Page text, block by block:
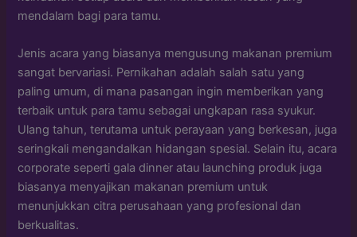
mendalam bagi para tamu.
Jenis acara yang biasanya mengusung makanan premium
sangat bervariasi. Pernikahan adalah salah satu yang
paling umum, di mana pasangan ingin memberikan yang
terbaik untuk para tamu sebagai ungkapan rasa syukur.
Ulang tahun, terutama untuk perayaan yang berkesan, juga
seringkali mengandalkan hidangan spesial. Selain itu, acara
corporate seperti gala dinner atau launching produk juga
biasanya menyajikan makanan premium untuk
menunjukkan citra perusahaan yang profesional dan
berkualitas.